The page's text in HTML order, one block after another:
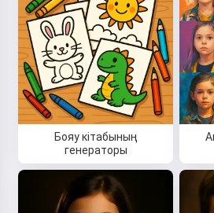
Бояу кітабының
генераторы
Сәлем! Мен
Мен сіздің
сиқырлы ұйқы
ертегілер
Ертегіні оқу